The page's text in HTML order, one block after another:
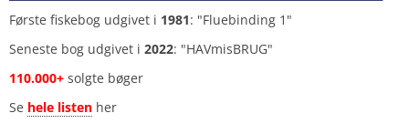
Første fiskebog udgivet i 1981: "Fluebinding 1"
Seneste bog udgivet i 2022: "HAVmisBRUG"
110.000+ solgte bøger
Se hele listen her